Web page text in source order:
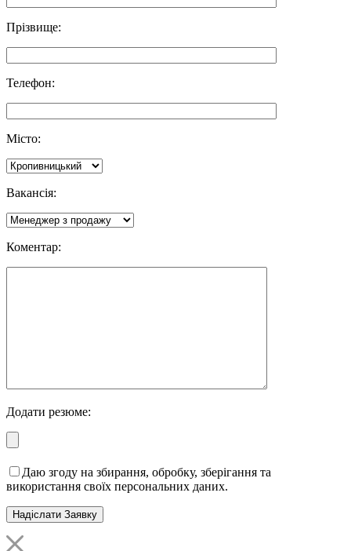
Прізвище:
Телефон:
Місто:
Вакансія:
Коментар:
Додати резюме:
Даю згоду на збирання, обробку, зберігання та
використання своїх персональних даних.